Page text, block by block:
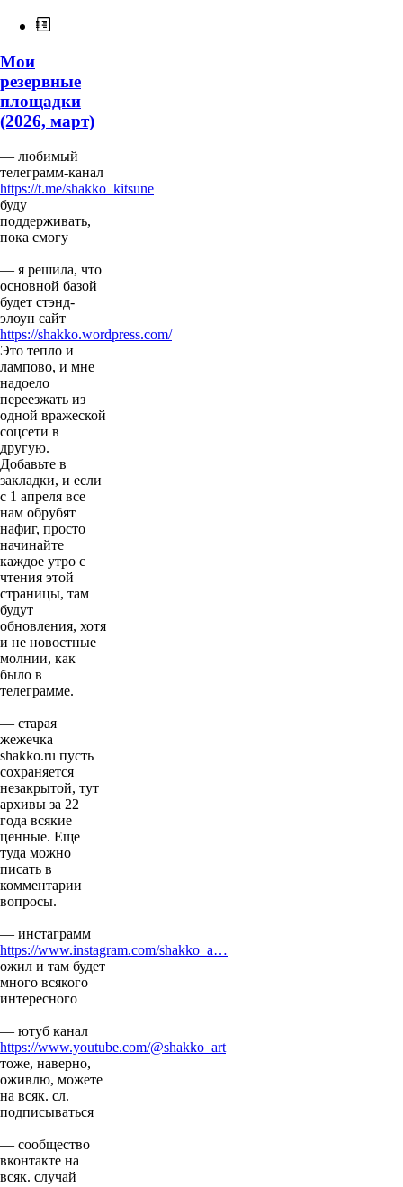
Мои
резервные
площадки
(2026, март)
— любимый
телеграмм-канал
https://t.me/shakko_kitsune
буду
поддерживать,
пока смогу
— я решила, что
основной базой
будет стэнд-
элоун сайт
https://shakko.wordpress.com/
Это тепло и
лампово, и мне
надоело
переезжать из
одной вражеской
соцсети в
другую.
Добавьте в
закладки, и если
с 1 апреля все
нам обрубят
нафиг, просто
начинайте
каждое утро с
чтения этой
страницы, там
будут
обновления, хотя
и не новостные
молнии, как
было в
телеграмме.
— старая
жежечка
shakko.ru пусть
сохраняется
незакрытой, тут
архивы за 22
года всякие
ценные. Еще
туда можно
писать в
комментарии
вопросы.
— инстаграмм
https://www.instagram.com/shakko_a…
ожил и там будет
много всякого
интересного
— ютуб канал
https://www.youtube.com/@shakko_art
тоже, наверно,
оживлю, можете
на всяк. сл.
подписываться
— сообщество
вконтакте на
всяк. случай